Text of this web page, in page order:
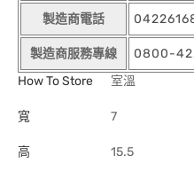
製造商電話
製造商服務專線
0800-
How To Store
室溫
寬 7
高 15.5